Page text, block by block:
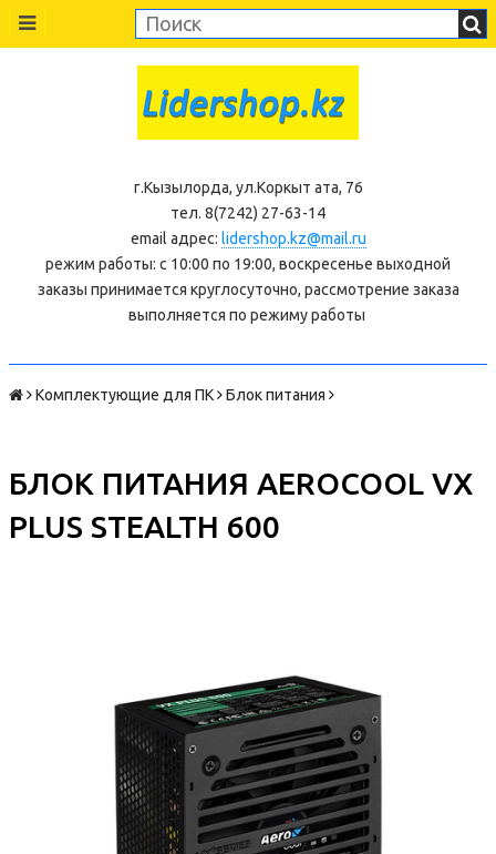
г.Кызылорда, ул.Коркыт ата, 76
тел. 8(7242) 27-63-14
email адрес: lidershop.kz@mail.ru
режим работы: с 10:00 по 19:00, воскресенье выходной
заказы принимается круглосуточно, рассмотрение заказа
выполняется по режиму работы
Комплектующие для ПК Блок питания
БЛОК ПИТАНИЯ AEROCOOL VX
PLUS STEALTH 600